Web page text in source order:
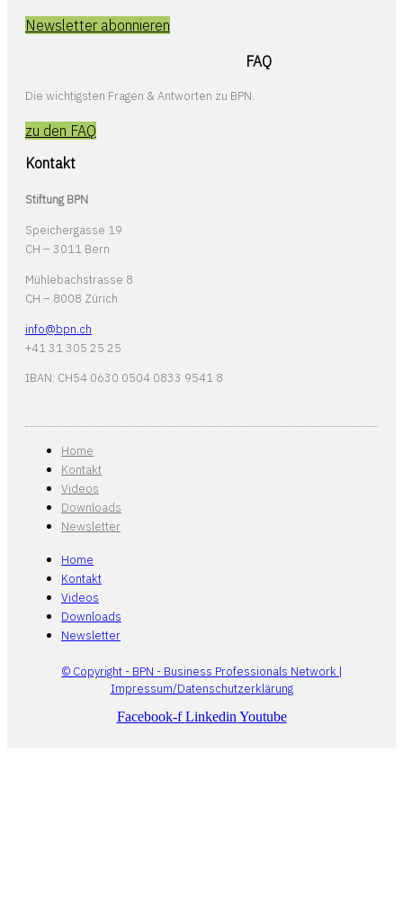
Newsletter abonnieren
FAQ
Die wichtigsten Fragen & Antworten zu BPN.
zu den FAQ
Kontakt
Stiftung BPN
Speichergasse 19
CH – 3011 Bern
Mühlebachstrasse 8
CH – 8008 Zürich
info@bpn.ch
+41 31 305 25 25
IBAN: CH54 0630 0504 0833 9541 8
Home
Kontakt
Videos
Downloads
Newsletter
Home
Kontakt
Videos
Downloads
Newsletter
© Copyright - BPN - Business Professionals Network |
Impressum/Datenschutzerklärung
Facebook-f Linkedin Youtube